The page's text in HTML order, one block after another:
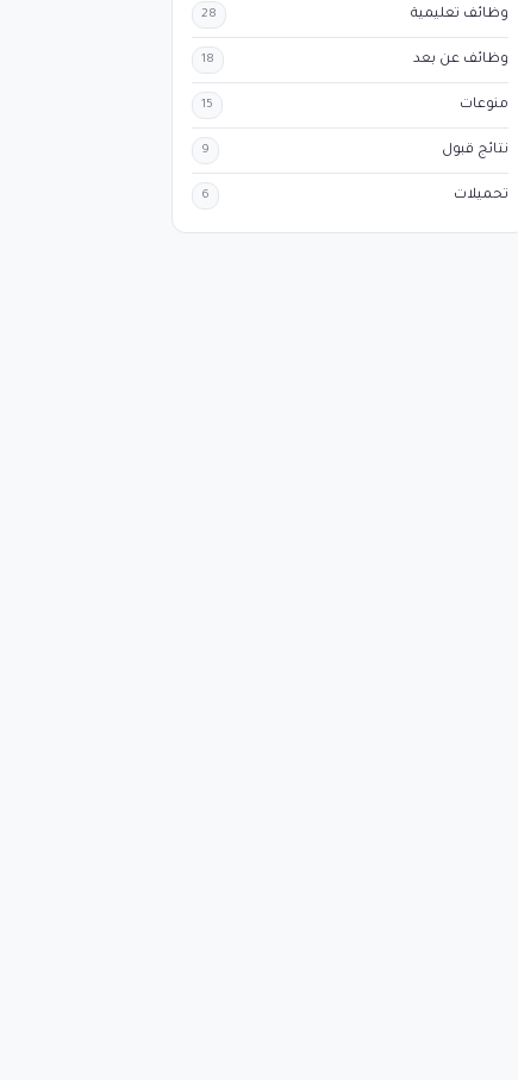
وظائف تعليمية 28
وظائف عن بعد 18
منوعات 15
نتائج قبول 9
تحميلات 6